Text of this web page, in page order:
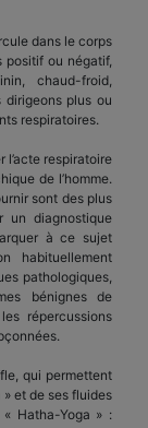
dans le corps
positif ou négatif,
chaud-froid,
dirigeons plus ou
respiratoires.
respiratoire
de l’homme.
sont des plus
un diagnostique
à ce sujet
habituellement
pathologiques,
bénignes de
répercussions
qui permettent
et de ses fluides
Hatha-Yoga » :